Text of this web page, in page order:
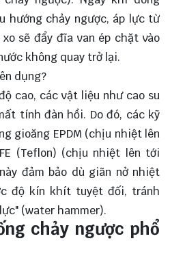
hướng chảy ngược, áp lực từ
sẽ đẩy đĩa van ép chặt vào
không quay trở lại.
dụng?
cao, các vật liệu như cao su
tính đàn hồi. Do đó, các kỹ
gioăng EPDM (chịu nhiệt lên
(Teflon) (chịu nhiệt lên tới
đảm bảo dù giãn nở nhiệt
độ kín khít tuyệt đối, tránh
(water hammer).
chảy ngược phổ